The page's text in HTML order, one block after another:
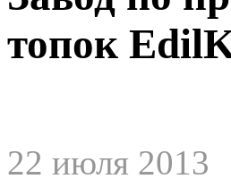
топок
22 июля 2013